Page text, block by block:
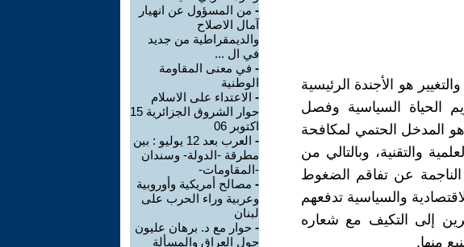
هو الأجندة الرئيسية
الحياة السياسية وفصل
المدخل الحتمي لمكافحة
والتقنية، وبالتالي من
عن تفاقم الضغوط
والسياسية تدفعهم
إلى التكيف مع شعاره
منها.
- من المسؤول عن انهيار
آمال الاصلاح
والديمقراطية من جديد
في ال ...
- في معنى المقاومة
الوطنية
- الاعتداء على الاسلام
حوار الشروق الجزائرية 15
اكتوبر 06
-
العرب بعد 12 يوليو : بين
مطرقة -الدولة- وسندان
-المقاومات-
- مصالح أمريكية وأوروبية
وعربية وراء الحرب على
لبنان
- حوار مع د. برهان عليون
حول العراق والمسألة